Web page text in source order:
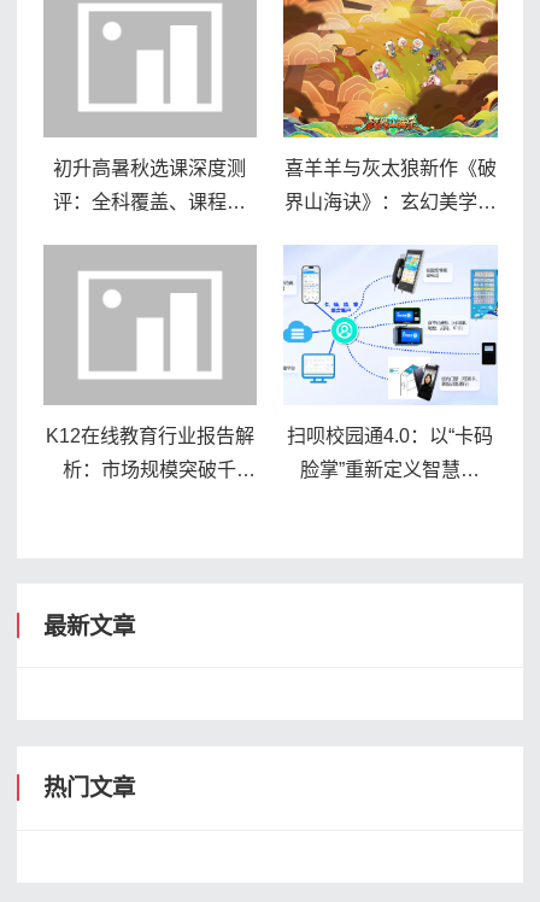
初升高暑秋选课深度测
评：全科覆盖、课程分
喜羊羊与灰太狼新作《破
界山海诀》：玄幻美学勾
K12在线教育行业报告解
析：市场规模突破千
扫呗校园通4.0：以“卡码
脸掌”重新定义智慧校
最新文章
热门文章